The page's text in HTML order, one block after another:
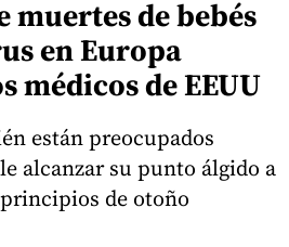
muertes de bebés
en Europa
médicos de EEUU
están preocupados
alcanzar su punto álgido a
de otoño